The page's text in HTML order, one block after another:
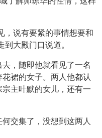
，说有要紧的事情想要和
到大殿门口说道。
，随即他就看见了一名
裙的女子。两人他都认
主叶默的女儿，还有一
交集了，没想到这两人